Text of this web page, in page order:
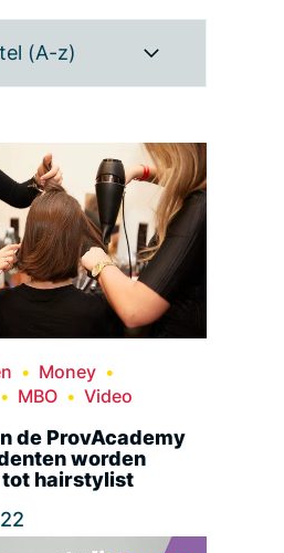
(A-z)
Money
MBO Video
de ProvAcademy
worden
hairstylist